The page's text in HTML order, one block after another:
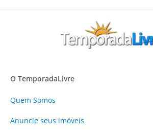
O TemporadaLivre
Quem Somos
Anuncie seus imóveis